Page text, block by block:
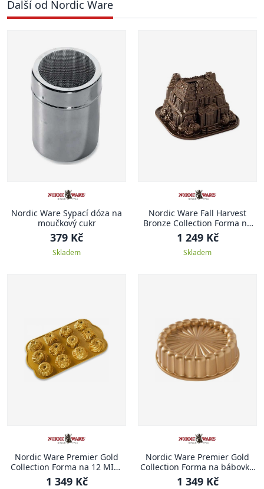
Další od Nordic Ware
Nordic Ware Sypací dóza na
moučkový cukr
379 Kč
Skladem
Nordic Ware Fall Harvest
Bronze Collection Forma na
bábovku, Strašidelné panství
1 249 Kč
Skladem
Nordic Ware Premier Gold
Collection Forma na 12 MINI
BÁBOVEK
1 349 Kč
Nordic Ware Premier Gold
Collection Forma na bábovku
1,4 l CHARLOTTE
1 349 Kč